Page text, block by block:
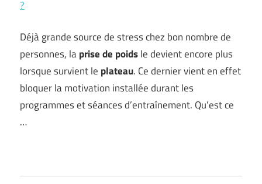
?
Déjà grande source de stress chez bon nombre de
personnes, laprise de poidsle devient encore plus
lorsque survient le plateau. Ce dernier vient en effet
bloquer la motivation installée durant les
programmes et séances d’entraînement. Qu’est ce
…